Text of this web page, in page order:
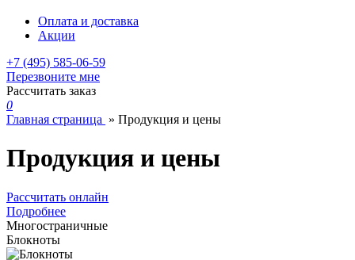
Оплата и доставка
Акции
+7 (495) 585-06-59
Перезвоните мне
Рассчитать заказ
0
Главная страница » Продукция и цены
Продукция и цены
Рассчитать онлайн
Подробнее
Многостраничные
Блокноты